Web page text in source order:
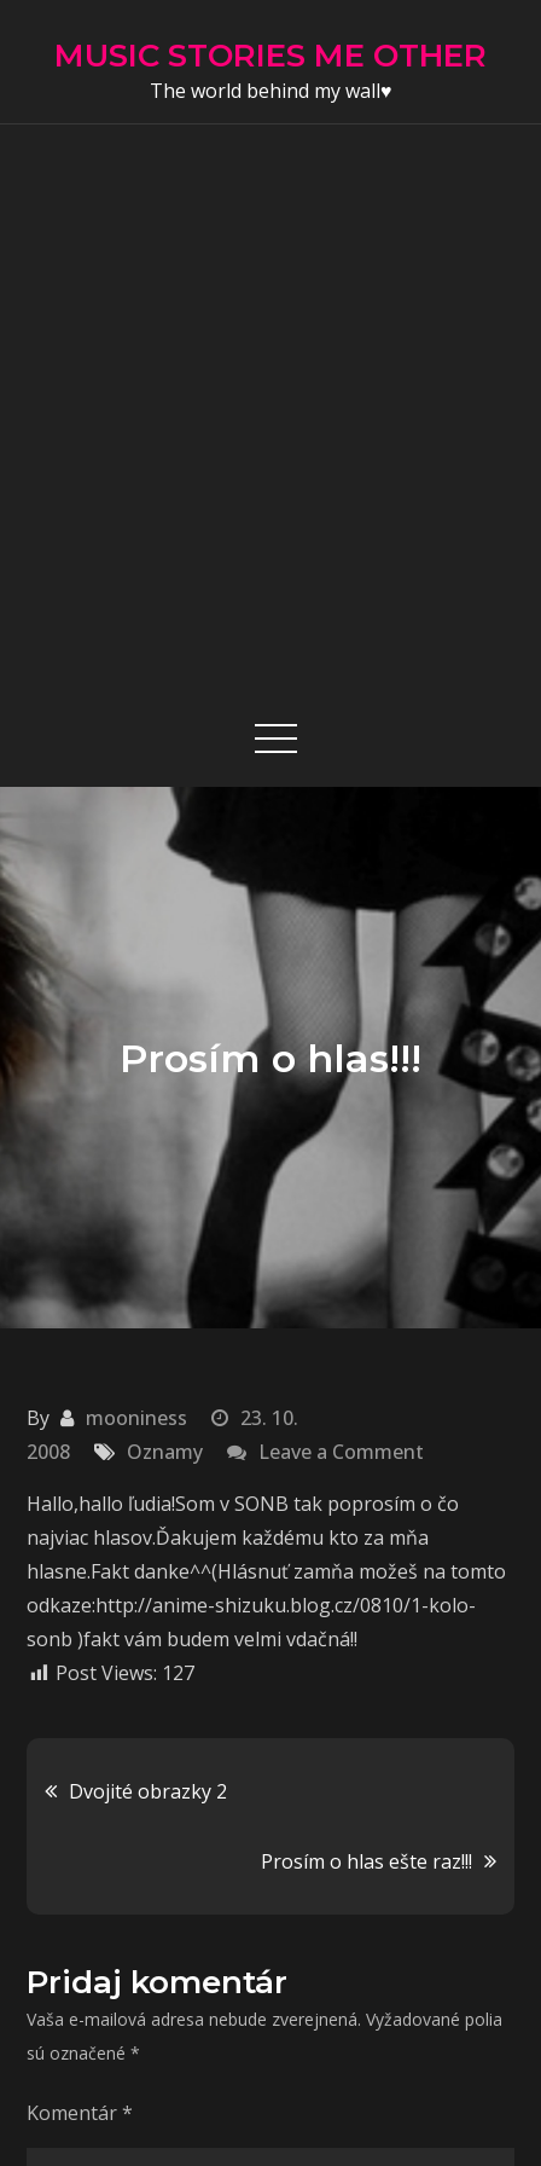
MUSIC STORIES ME OTHER
The world behind my wall♥
Prosím o hlas!!!
By mooniness
23. 10.
2008
Oznamy Leave a Comment
o
hlas!!!
Hallo,hallo ľudia!Som v SONB tak poprosím o čo
najviac hlasov.Ďakujem každému kto za mňa
hlasne.Fakt danke^^(Hlásnuť zamňa možeš na tomto
odkaze:http://anime-shizuku.blog.cz/0810/1-kolo-
sonb )fakt vám budem velmi vdačná!!
Post Views: 127
Navigácia
Dvojité obrazky 2
Prosím o hlas ešte raz!!!
Pridaj komentár
Vaša e-mailová adresa nebude zverejnená. Vyžadované polia
sú označené*
Komentár*